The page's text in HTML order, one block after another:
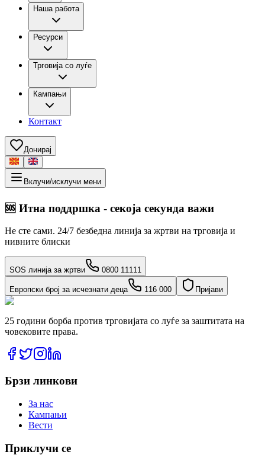
Наша работа
Ресурси
Трговија со луѓе
Кампањи
Контакт
Донирај
Вклучи/исклучи мени
🆘 Итна поддршка - секоја секунда важи
Не сте сами. 24/7 безбедна линија за жртви на трговија и
нивните блиски
SOS линија за жртви 0800 11111
Европски број за исчезнати деца 116 000 Пријави
25 години борба против трговијата со луѓе за заштитата на
човековите права.
Брзи линкови
За нас
Кампањи
Вести
Приклучи се